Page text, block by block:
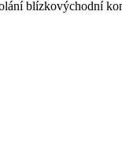
blízkovýchodní